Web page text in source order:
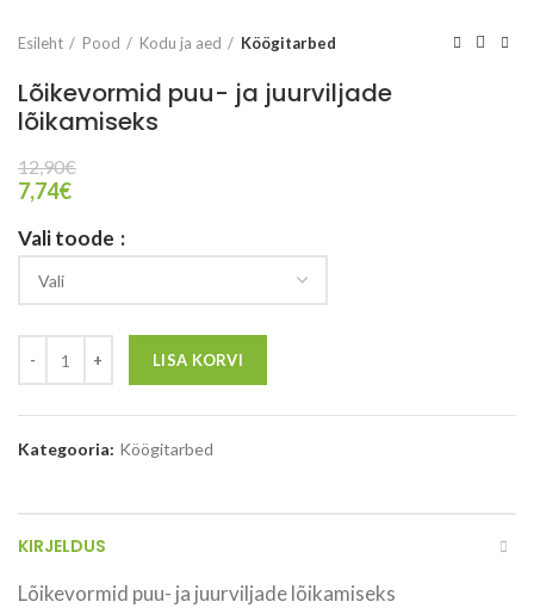
Esileht Pood Kodu ja aed Köögitarbed
Lõikevormid puu- ja juurviljade
lõikamiseks
12,90€
7,74€
Vali toode
LISA KORVI
Kategooria: Köögitarbed
KIRJELDUS
Lõikevormid puu- ja juurviljade lõikamiseks